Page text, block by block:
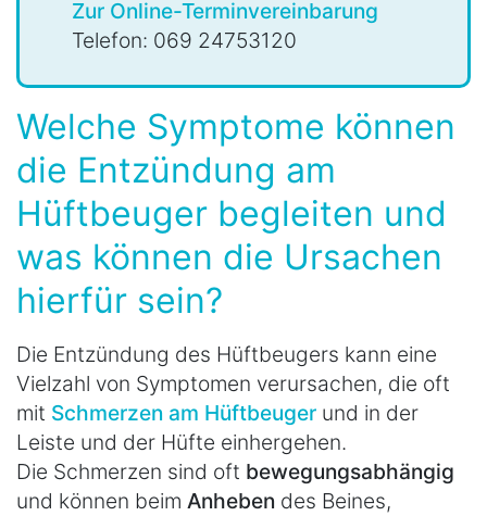
Zur Online-Terminvereinbarung
Telefon: 069 24753120
Welche Symptome können
die Entzündung am
Hüftbeuger begleiten und
was können die Ursachen
hierfür sein?
Die Entzündung des Hüftbeugers kann eine
Vielzahl von Symptomen verursachen, die oft
mit Schmerzen am Hüftbeuger und in der
Leiste und der Hüfte einhergehen.
Die Schmerzen sind oft bewegungsabhängig
und können beim Anheben des Beines,